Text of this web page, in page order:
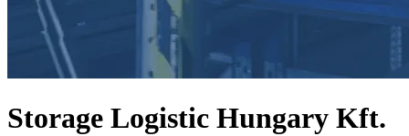
Storage Logistic Hungary Kft.